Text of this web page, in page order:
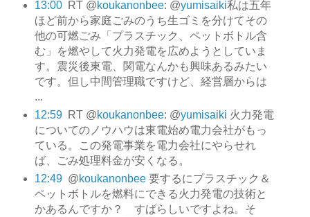
13:00
RT @koukanonbee: @yumisaiki私は五年
ほど前から家庭ごみのうち生ゴミを分けてその
他の可燃ごみ「プラスチック、ペットボトル含
む」を燃やして火力発電を広めようとしていま
す。震災後東電、関電なんかも興味あるみたい
です。但し中間管理職ですけど、経営層からは
...
12:59
RT @koukanonbee: @yumisaiki 火力発電
についてのノウハウは東電始め電力会社がもっ
ている。この発電事業を電力会社にやらせれ
ば、ごみ処理料金が安くなる。
12:49 @koukanonbee要するにプラスチック＆
ペットボトルを燃料にできる火力発電の技術と
かあるんですか？ すばらしいですよね。そ